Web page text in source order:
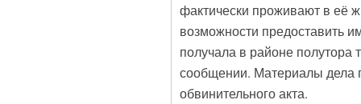
фактически проживают в её
возможности предоставить
получала в районе полутора
сообщении. Материалы дела
обвинительного акта.